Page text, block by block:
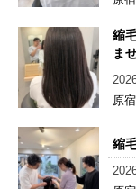
縮
ま
原
縮